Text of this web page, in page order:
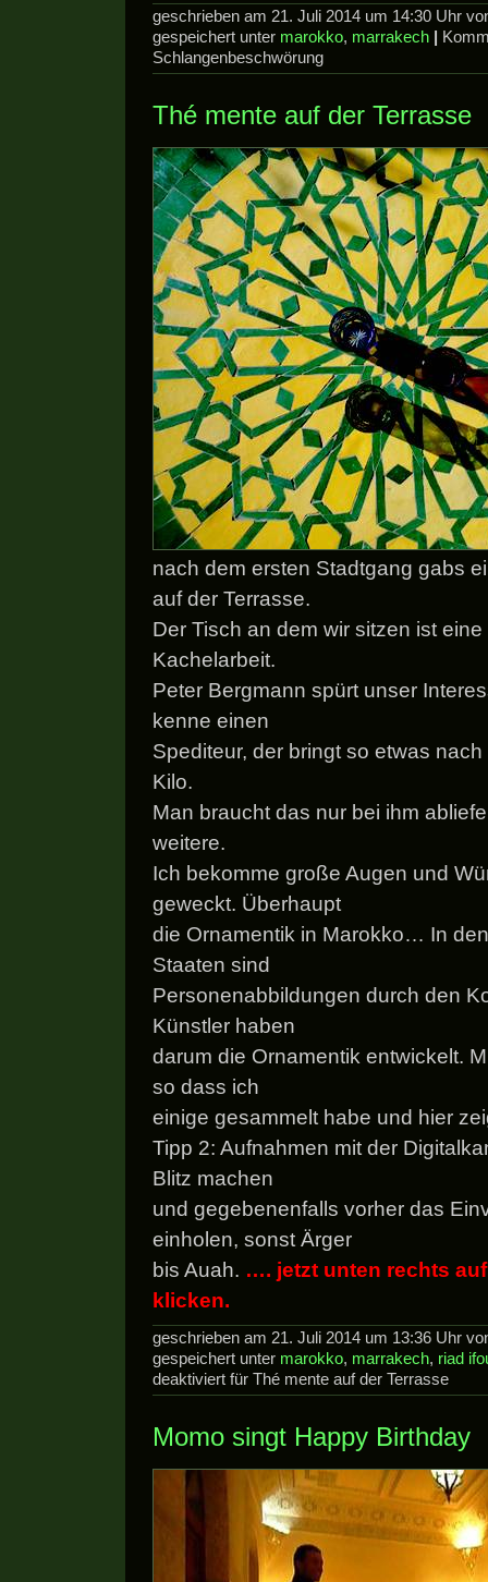
geschrieben am 21. Juli 2014 um 14:30 Uhr
gespeichert unter marokko, marrakech
Schlangenbeschwörung
Thé mente auf der Terrasse
nach dem ersten Stadtgang gabs
auf der Terrasse.
Der Tisch an dem wir sitzen ist
Kachelarbeit.
Peter Bergmann spürt unser
kenne einen
Spediteur, der bringt so etwas
Kilo.
Man braucht das nur bei ihm
weitere.
Ich bekomme große Augen und
geweckt. Überhaupt
die Ornamentik in Marokko… In
Staaten sind
Personenabbildungen durch den
Künstler haben
darum die Ornamentik entwickelt.
so dass ich
einige gesammelt habe und hier
Tipp 2: Aufnahmen mit der
Blitz machen
und gegebenenfalls vorher das
einholen, sonst Ärger
bis Auah. …. jetzt unten rechts
klicken.
geschrieben am 21. Juli 2014 um 13:36 Uhr
gespeichert unter marokko, marrakech, riad
deaktiviert für Thé mente auf der Terrasse
Momo singt Happy Birthday